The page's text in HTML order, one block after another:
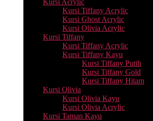
Kursi Acrylic
Kursi Tiffany Acrylic
Kursi Ghost Acrylic
Kursi Olivia Acrylic
Kursi Tiffany
Kursi Tiffany Acrylic
Kursi Tiffany Kayu
Kursi Tiffany Putih
Kursi Tiffany Gold
Kursi Tiffany Hitam
Kursi Olivia
Kursi Olivia Kayu
Kursi Olivia Acrylic
Kursi Taman Kayu